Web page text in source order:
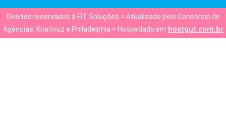
Direitos reservados à FIT Soluções = Atualizado pelo Consórcio de
Agências: Kriativuz e Philadelphia = Hospedado em hostgut.com.br